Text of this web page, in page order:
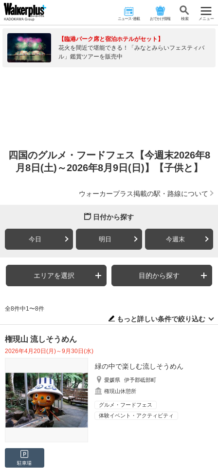
ニュース･連載 おでかけ情報 検 索 メニュー
【臨港パーク席と宿泊ホテルがセット】
花火を間近で堪能できる！「みなとみらいフェスティバ
ル」鑑賞ツアーを販売中
四国のグルメ・フードフェス【今週末2026年8
月8日(土)～2026年8月9日(日)】【子供と】
ウォーカープラス掲載の駅・路線について
日付から探す
今日 明日 今週末
エリアを選択 目的から探す
全8件中1〜8件
もっと詳しい条件で絞り込む
権現山 流しそうめん
2026年4月20日(月)～9月30日(水)
緑の中で楽しむ流しそうめん
愛媛県
伊予郡砥部町
権現山休憩所
グルメ・フードフェス
体験イベント・アクティビティ
駐車場